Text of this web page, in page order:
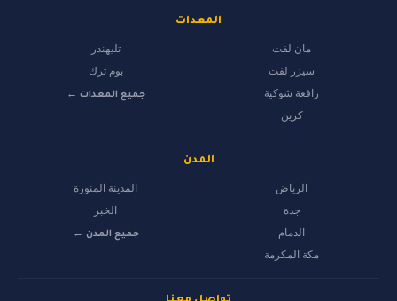
المعدات
مان لفت
سيزر لفت
رافعة شوكية
كرين
تليهندر
بوم ترك
جميع المعدات ←
المدن
الرياض
جدة
الدمام
مكة المكرمة
المدينة المنورة
الخبر
جميع المدن ←